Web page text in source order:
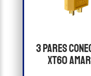
3 Pares
Xt60